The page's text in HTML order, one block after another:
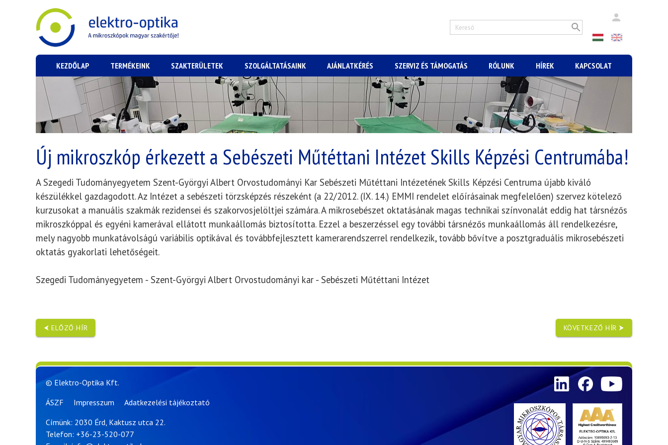
KEZDŐLAP TERMÉKEINK SZAKTERÜLETEK SZOLGÁLTATÁSAINK AJÁNLATKÉRÉS SZERVIZ ÉS TÁMOGATÁS RÓLUNK HÍREK KAPCSOLAT
Új mikroszkóp érkezett a Sebészeti Műtéttani Intézet Skills Képzési Centrumába!
A Szegedi Tudományegyetem Szent-Györgyi Albert Orvostudományi Kar Sebészeti Műtéttani Intézetének Skills Képzési Centruma újabb kiváló
készülékkel gazdagodott. Az Intézet a sebészeti törzsképzés részeként (a 22/2012. (IX. 14.) EMMI rendelet előírásainak megfelelően) szervez kötelező
kurzusokat a manuális szakmák rezidensei és szakorvosjelöltjei számára. A mikrosebészet oktatásának magas technikai színvonalát eddig hat társnézős
mikroszkóppal és egyéni kamerával ellátott munkaállomás biztosította. Ezzel a beszerzéssel egy további társnézős munkaállomás áll rendelkezésre,
mely nagyobb munkatávolságú variábilis optikával és továbbfejlesztett kamerarendszerrel rendelkezik, tovább bővítve a posztgraduális mikrosebészeti
oktatás gyakorlati lehetőségeit.
Szegedi Tudományegyetem - Szent-Györgyi Albert Orvostudományi kar - Sebészeti Műtéttani Intézet
⮜ ELŐZŐ HÍR KÖVETKEZŐ HÍR ⮞
© Elektro-Optika Kft.
ÁSZF
Impresszum
Adatkezelési tájékoztató
Címünk: 2030 Érd, Kaktusz utca 22.
Telefon: +36-23-520-077